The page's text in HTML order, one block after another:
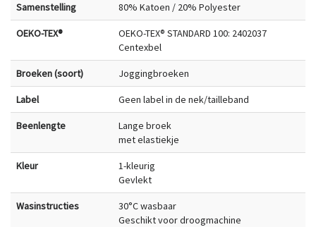
Samenstelling 80% Katoen / 20% Polyester
OEKO-TEX®
OEKO-TEX® STANDARD 100: 2402037
Centexbel
Broeken (soort) Joggingbroeken
Label Geen label in de nek/tailleband
Beenlengte
Lange broek
met elastiekje
Kleur
1-kleurig
Gevlekt
Wasinstructies
30°C wasbaar
Geschikt voor droogmachine